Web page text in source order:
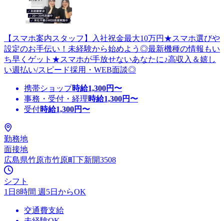
【スマホ案内スタッフ】入社祝金最大10万円★スマホ選びや
設定のお手伝い！未経験から始めよう◎最新機種の情報もい
ち早くゲット★スマホが手放せないあなたに♪高収入＆嬉し
い週払い/スピード採用・WEB面談◎
携帯ショップ時給1,300円〜
事務・受付・経理時給1,300円〜
受付時給1,300円〜
勤務地
面接地
広島県竹原市竹原町下新開3508
シフト
1日8時間 週5日からOK
交通費支給